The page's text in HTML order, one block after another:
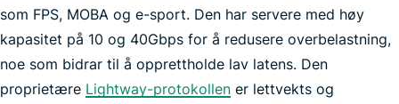
som FPS, MOBA og e-sport. Den har servere med høy
kapasitet på 10 og 40Gbps for å redusere overbelastning,
noe som bidrar til å opprettholde lav latens. Den
proprietære Lightway-protokollen er lettvekts og
VPN
Pokémon GO